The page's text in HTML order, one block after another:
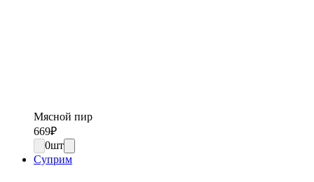
Мясной пир
669₽
0шт
Суприм